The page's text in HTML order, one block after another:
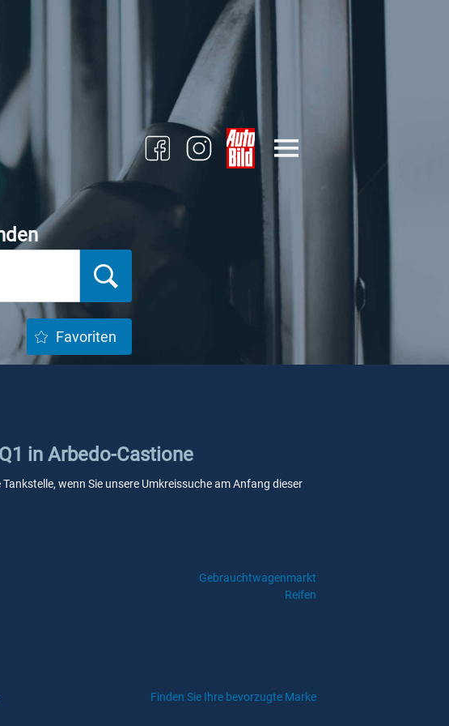
Favoriten
in Arbedo-Castione
wenn Sie unsere Umkreissuche am Anfang dieser
Gebrauchtwagenmarkt
Reifen
Finden Sie Ihre bevorzugte Marke